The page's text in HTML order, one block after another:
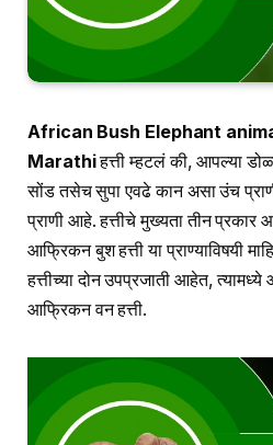
African Bush Elephant
Marathiहत्ती म्हटलं की, आपल्या
सोंड तसेच सुपा एवढे कान असा उंच प्राणी.
प्राणी आहे. हत्तीचे मुख्यता तीन
आफ्रिकन बुश हत्ती या प्राण्याविषयी
हत्तीच्या दोन उपप्रजाती आहेत,
आफ्रिकन वन हत्ती.